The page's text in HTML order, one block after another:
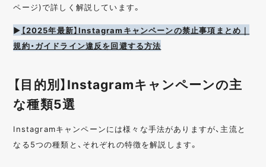
ページ)で詳しく解説しています。
▶︎ 【2025年最新】Instagramキャンペーンの禁止事項まとめ｜
規約・ガイドライン違反を回避する方法
【目的別】Instagramキャンペーンの主
な種類5選
Instagramキャンペーンには様々な手法がありますが、主流と
なる5つの種類と、それぞれの特徴を解説します。